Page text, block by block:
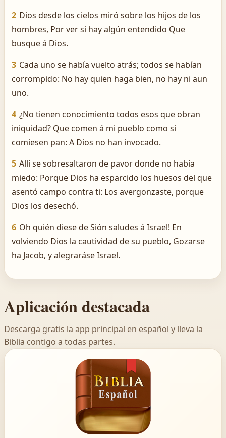
2 Dios desde los cielos miró sobre los hijos de los
hombres, Por ver si hay algún entendido Que
busque á Dios.
3 Cada uno se había vuelto atrás; todos se habían
corrompido: No hay quien haga bien, no hay ni aun
uno.
4 ¿No tienen conocimiento todos esos que obran
iniquidad? Que comen á mi pueblo como si
comiesen pan: A Dios no han invocado.
5 Allí se sobresaltaron de pavor donde no había
miedo: Porque Dios ha esparcido los huesos del que
asentó campo contra ti: Los avergonzaste, porque
Dios los desechó.
6 Oh quién diese de Sión saludes á Israel! En
volviendo Dios la cautividad de su pueblo, Gozarse
ha Jacob, y alegraráse Israel.
Aplicación destacada
Descarga gratis la app principal en español y lleva la
Biblia contigo a todas partes.